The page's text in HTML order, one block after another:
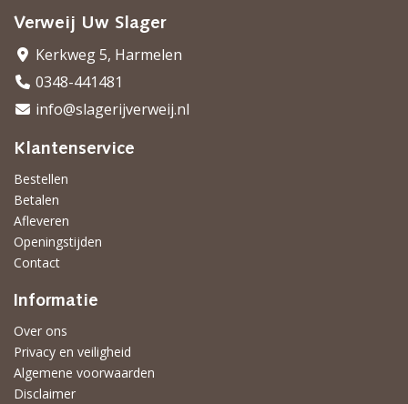
Verweij Uw Slager
Kerkweg 5, Harmelen
0348-441481
info@slagerijverweij.nl
Klantenservice
Bestellen
Betalen
Afleveren
Openingstijden
Contact
Informatie
Over ons
Privacy en veiligheid
Algemene voorwaarden
Disclaimer